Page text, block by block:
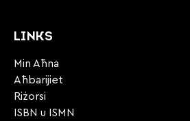
LINKS
Min Aħna
Aħbarijiet
Riżorsi
ISBN u ISMN